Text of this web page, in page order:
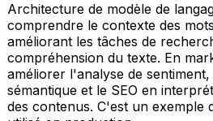
Architecture de modèle de
comprendre le contexte des
améliorant les tâches de
compréhension du texte. En
améliorer l'analyse de
sémantique et le SEO en
des contenus. C'est un exemple